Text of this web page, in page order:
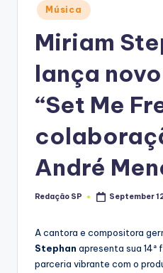
Posted
in
Música
Miriam
lança
“Set Me
André
Posted
Redação SP September
A cantora e compositora
Stephan apresenta sua 14ª
parceria vibrante com o